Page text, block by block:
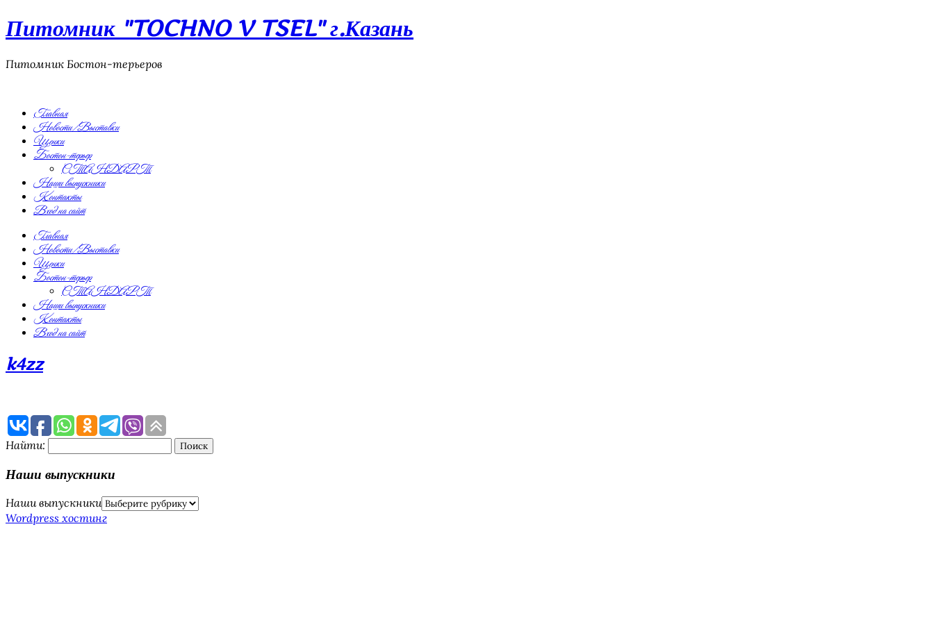
Питомник "TOCHNO V TSEL" г.Казань
Питомник Бостон-терьеров
Главная
Новости/Выставки
Щенки
Бостон-терьер
СТАНДАРТ
Наши выпускники
Контакты
Вход на сайт
Главная
Новости/Выставки
Щенки
Бостон-терьер
СТАНДАРТ
Наши выпускники
Контакты
Вход на сайт
k4zz
Найти:
Наши выпускники
Наши выпускники
Wordpress хостинг